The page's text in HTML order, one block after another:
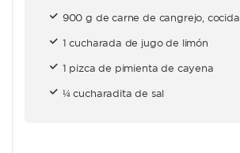
900 g de carne de cangrejo, cocida
1 cucharada de jugo de limón
1 pizca de pimienta de cayena
¼ cucharadita de sal